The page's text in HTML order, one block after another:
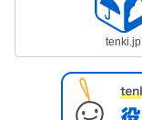
tenki.jp